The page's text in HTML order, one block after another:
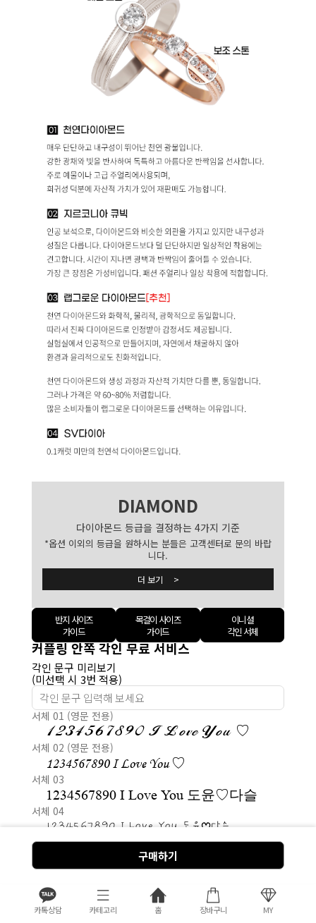
카톡상담 카테고리 홈 장바구니 MY
구매하기
DIAMOND
다이아몬드 등급을 결정하는 4가지 기준
*옵션 이외의 등급을 원하시는 분들은 고객센터로 문의 바랍
니다.
더 보기 >
반지 사이즈
가이드
목걸이 사이즈
가이드
이니셜
각인 서체
커플링 안쪽 각인 무료 서비스
각인 문구 미리보기
(미선택 시 3번 적용)
서체 01 (영문 전용)
1234567890 I Love You ♡
서체 02 (영문 전용)
1234567890 I Love You ♡
서체 03
1234567890 I Love You 도윤♡다슬
서체 04
1234567890 I Love You 도윤♡다슬
서체 05
1234567890 I Love You 도윤♡다슬
PACKAGE